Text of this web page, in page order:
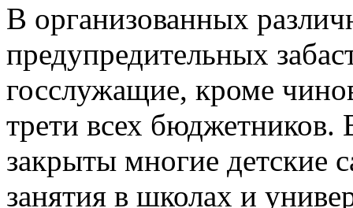
В организованных
предупредительных
госслужащие, кроме
трети всех бюджетников.
закрыты многие детские
занятия в школах и